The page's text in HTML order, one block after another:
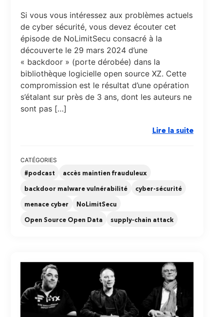
Si vous vous intéressez aux problèmes actuels
de cyber sécurité, vous devez écouter cet
épisode de NoLimitSecu consacré à la
découverte le 29 mars 2024 d’une
« backdoor » (porte dérobée) dans la
bibliothèque logicielle open source XZ. Cette
compromission est le résultat d’une opération
s’étalant sur près de 3 ans, dont les auteurs ne
sont pas […]
Lire la suite
CATÉGORIES
#podcast
accès maintien frauduleux
backdoor malware vulnérabilité cyber-sécurité
menace cyber NoLimitSecu
Open Source Open Data supply-chain attack